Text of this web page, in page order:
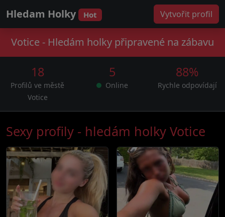
Hledam Holky Hot Vytvořit profil
Votice - Hledám holky připravené na zábavu
18
Profilů ve městě
Votice
5
Online
88%
Rychle odpovídají
Sexy profily - hledám holky Votice